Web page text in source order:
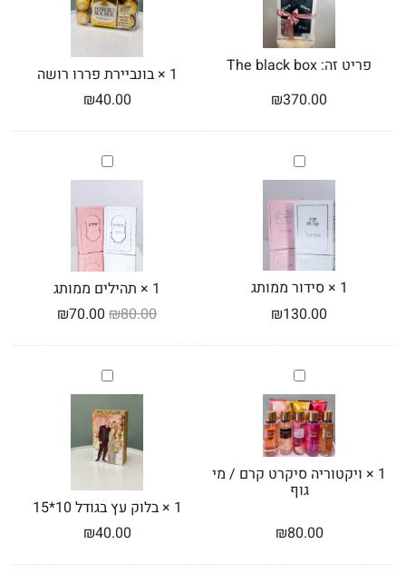
פריט זה: The black box
₪370.00
1
×בונביירת פררו רושה
₪40.00
סידור
ממותג
1
×סידור ממותג
₪130.00
תהילים
ממותג
1
× תהילים ממותג
₪80.00
₪70.00
ויקטוריה
סיקרט
קרם
/
מי
גוף
1
× ויקטוריה סיקרט קרם / מי
גוף
₪80.00
בלוק
עץ
בגודל
10*15
1
×בלוק עץ בגודל 10*15
₪40.00